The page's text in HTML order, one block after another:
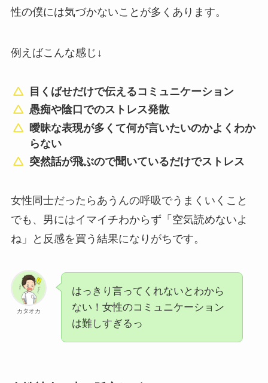
性の僕には気づかないことが多くあります。
例えばこんな感じ↓
目くばせだけで伝えるコミュニケーション
愚痴や陰口でのストレス発散
曖昧な表現が多くて何が言いたいのかよくわか
らない
突然話が飛ぶので聞いているだけでストレス
女性同士だったらあうんの呼吸でうまくいくこと
でも、男にはイマイチわからず「空気読めないよ
ね」と反感を買う結果になりがちです。
カタオカ
はっきり言ってくれないとわから
ない！女性のコミュニケーション
は難しすぎるっ